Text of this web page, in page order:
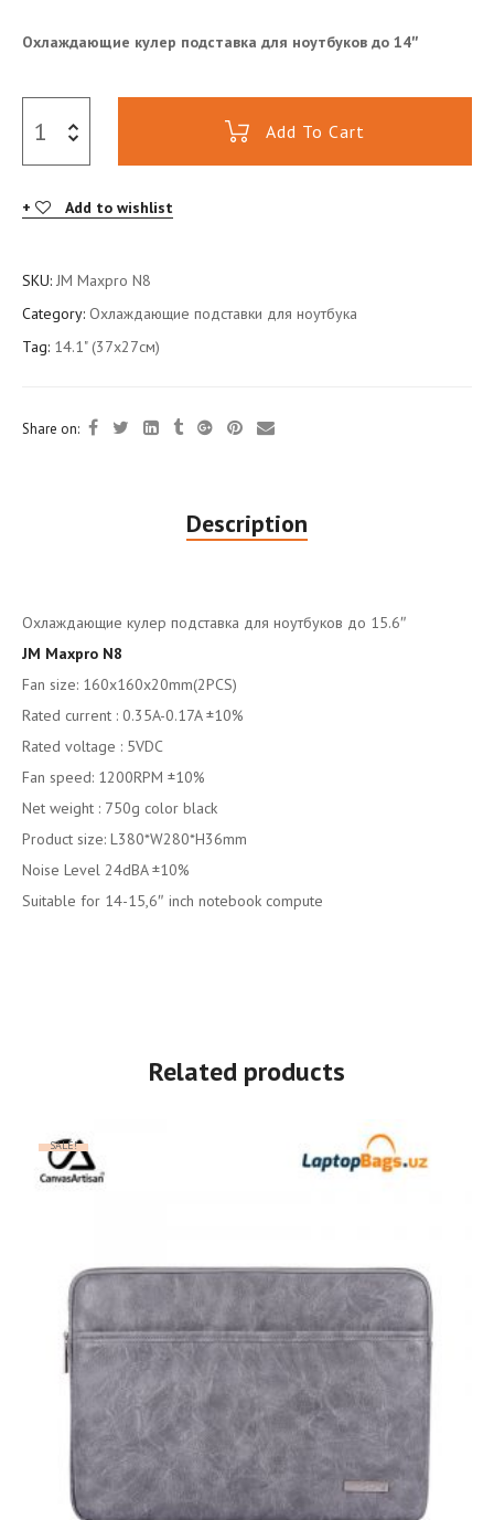
Охлаждающие кулер подставка для ноутбуков до 14″
Add To Cart
Add to wishlist
SKU: JM Maxpro N8
Category: Охлаждающие подставки для ноутбука
Tag: 14.1" (37x27см)
Share on:
Description
Охлаждающие кулер подставка для ноутбуков до 15.6″
JM Maxpro N8
Fan size: 160x160x20mm(2PCS)
Rated current : 0.35A-0.17A ±10%
Rated voltage : 5VDC
Fan speed: 1200RPM ±10%
Net weight : 750g color black
Product size: L380*W280*H36mm
Noise Level 24dBA ±10%
Suitable for 14-15,6″ inch notebook compute
Related products
SALE!